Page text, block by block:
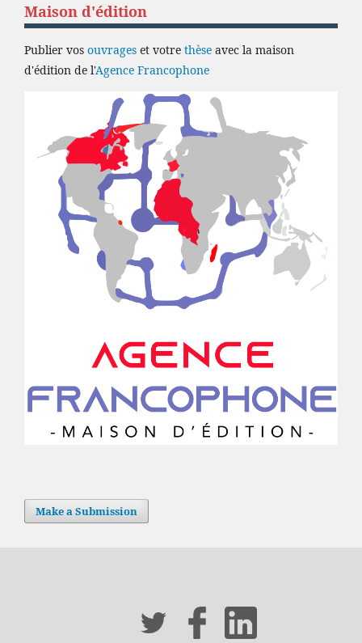
Maison d'édition
Publier vos ouvrages et votre thèse avec la maison
d'édition de l'Agence Francophone
Make a Submission